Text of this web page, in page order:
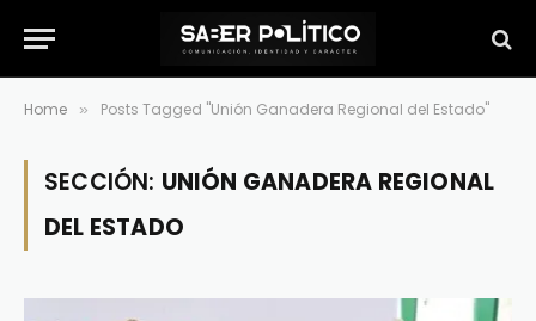
Home » Posts Tagged "Unión Ganadera Regional del Estado"
SECCIÓN: UNIÓN GANADERA REGIONAL
DEL ESTADO